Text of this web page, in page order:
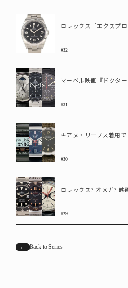
#32
#31
#30
#29
← Back to Series